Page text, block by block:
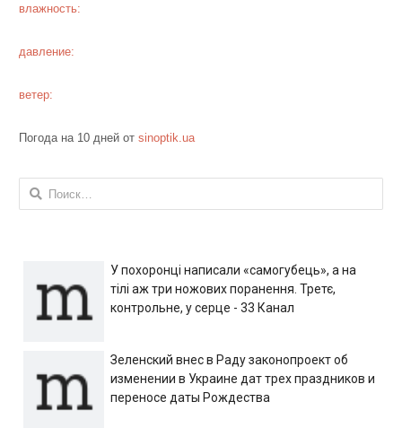
влажность:
давление:
ветер:
Погода на 10 дней от sinoptik.ua
Найти:
У похоронці написали «самогубець», а на
тілі аж три ножових поранення. Третє,
контрольне, у серце - 33 Канал
Зеленский внес в Раду законопроект об
изменении в Украине дат трех праздников и
переносе даты Рождества